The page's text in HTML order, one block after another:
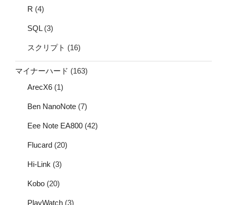
R (4)
SQL(3)
スクリプト (16)
マイナーハード (163)
ArecX6 (1)
Ben NanoNote (7)
Eee Note EA800 (42)
Flucard (20)
Hi-Link (3)
Kobo (20)
PlayWatch (3)